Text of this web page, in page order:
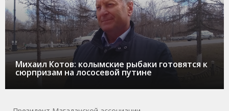
Михаил Котов: колымские рыбаки готовятся к
сюрпризам на лососевой путине